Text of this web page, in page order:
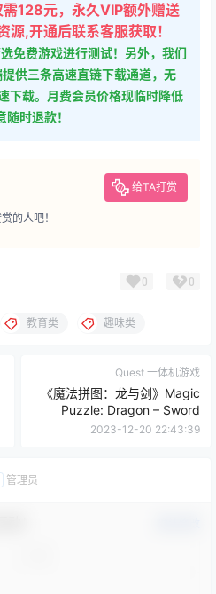
128元，永久VIP额外赠送
,开通后联系客服获取！
免费游戏进行测试！另外，我们
供三条高速直链下载通道，无
下载。月费会员价格现临时降低
时退款！
给TA打赏
的人吧！
0 0
教育类 趣味类
Quest 一体机游戏
《魔法拼图：龙与剑》Magic
Puzzle: Dragon – Sword
2023-12-20 22:43:39
管理员